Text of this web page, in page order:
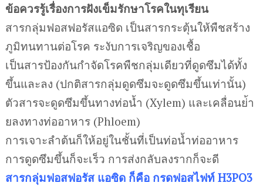
ข้อควรรู้เรื่องการฝังเข็มรักษาโรคในทุเรียน
สารกลุ่มฟอสฟอรัสแอซิด เป็นสารกระตุ้นให้พืชสร้าง
ภูมิทนทานต่อโรค ระงับการเจริญของเชื้อ
เป็นสารป้องกันกำจัดโรคพืชกลุ่มเดียวที่ดูดซึมได้ทั้ง
ขึ้นและลง (ปกติสารกลุ่มดูดซึมจะดูดซึมขึ้นเท่านั้น)
ตัวสารจะดูดซึมขึ้นทางท่อน้ำ (Xylem) และเคลื่อนย่้า
ยลงทางท่ออาหาร (Phloem)
การเจาะลำต้นก็ให้อยู่ในชั้นที่เป็นท่อน้ำท่ออาหาร
การดูดซึมขึ้นก็จะเร็ว การส่งกลับลงรากก็จะดี
สารกลุ่มฟอสฟอรัส แอซิด ก็คือ กรดฟอสไฟท์ H3PO3